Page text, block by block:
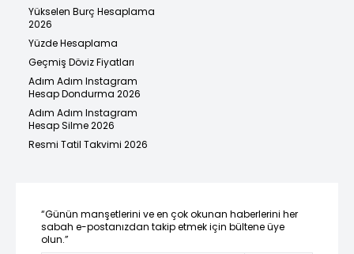
Yükselen Burç Hesaplama
2026
Yüzde Hesaplama
Geçmiş Döviz Fiyatları
Adım Adım Instagram
Hesap Dondurma 2026
Adım Adım Instagram
Hesap Silme 2026
Resmi Tatil Takvimi 2026
“Günün manşetlerini ve en çok okunan haberlerini her
sabah e-postanızdan takip etmek için bültene üye
olun.”